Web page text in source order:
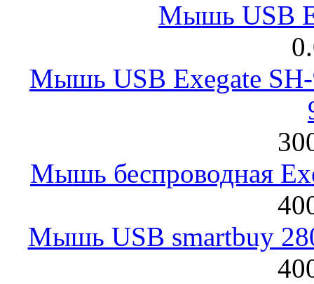
Мышь USB
Мышь USB Exegate
Мышь беспроводная
Мышь USB smartbuy